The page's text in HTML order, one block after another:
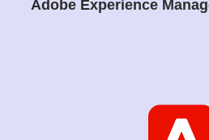
Adobe Experience